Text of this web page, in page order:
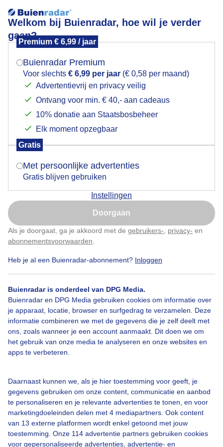
Welkom bij Buienradar, hoe wil je verder
gaan?
Premium € 6,99 / jaar
Buienradar Premium
Voor slechts € 6,99 per jaar (€ 0,58 per maand)
Advertentievrij en privacy veilig
Ontvang voor min. € 40,- aan cadeaus
10% donatie aan Staatsbosbeheer
Elk moment opzegbaar
Gratis
Met persoonlijke advertenties
Gratis blijven gebruiken
Instellingen
Doorgaan
Als je doorgaat, ga je akkoord met de gebruikers- privacy- en
abonnementsvoorwaarden
Heb je al een Buienradar-abonnement? Inloggen
Buienradar is onderdeel van DPG Media.
Buienradar en DPG Media gebruiken cookies om informatie over
je apparaat, locatie, browser en surfgedrag te verzamelen. Deze
informatie combineren we met de gegevens die je zelf deelt met
ons, zoals wanneer je een account aanmaakt. Dit doen we om
het gebruik van onze media te analyseren en onze websites en
apps te verbeteren.
Daarnaast kunnen we, als je hier toestemming voor geeft, je
gegevens gebruiken om onze content, communicatie en aanbod
te personaliseren en je relevante advertenties te tonen, en voor
marketingdoeleinden delen met 4 mediapartners. Ook content
van 13 externe platformen wordt enkel getoond met jouw
toestemming. Onze 114 advertentie partners gebruiken cookies
voor gepersonaliseerde advertenties, advertentie- en
nestkast
Een moment geduld aub...
Populaire categorieën
Lente
Zomer
Over Buienradar
Bedrijfsgegevens
Veelgestelde vragen
Contact
Toegankelijkheid
Buienradar Team
Privacy beleid
Cookie beleid
Privacy instellingen
Mogen we je locatie gebruiken voor het
Indien je hier nog geen akkoord op hebt gegeven,
verschijnt er zo een pop-up uit je browser waarin
Is goed, toon de popup
Nu niet, misschien later
Klik hierom dit aan te passen